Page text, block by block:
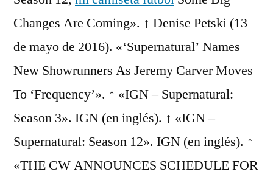
Changes Are Coming». ↑ Denise Petski (13
de mayo de 2016). «‘Supernatural’ Names
New Showrunners As Jeremy Carver Moves
To ‘Frequency’». ↑ «IGN – Supernatural:
Season 3». IGN (en inglés). ↑ «IGN –
Supernatural: Season 12». IGN (en inglés). ↑
«THE CW ANNOUNCES SCHEDULE FOR